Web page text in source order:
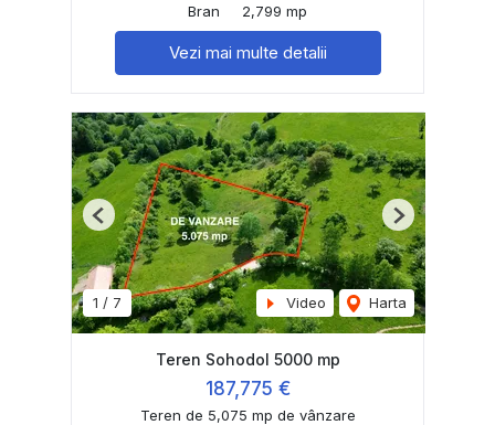
Bran 2,799 mp
Vezi mai multe detalii
1 / 7 Video Harta
Previous Next
Teren Sohodol 5000 mp
187,775 €
Teren de 5,075 mp de vânzare